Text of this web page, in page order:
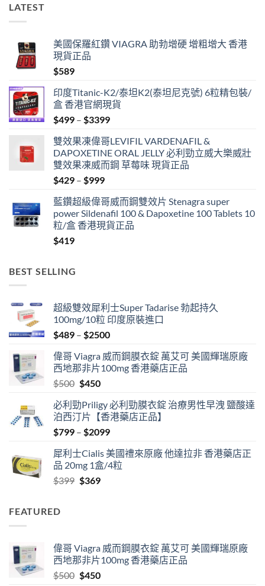
LATEST
美國保羅紅鑽 VIAGRA 助勃增硬 增粗增大 香港
現貨正品
$589
印度Titanic-K2/泰坦K2(泰坦尼克號) 6粒精包裝/
盒 香港官網現貨
$499 – $3399Price
$499
through
$3399
雙效果凍偉哥LEVIFIL VARDENAFIL &
DAPOXETINE ORAL JELLY 必利勁立威大樂威壯
雙效果凍威而鋼 草莓味 現貨正品
$429 – $999Price
$429
through
$999
藍鑽超級偉哥威而鋼雙效片 Stenagra super
power Sildenafil 100 & Dapoxetine 100 Tablets 10
粒/盒 香港現貨正品
$419
BEST SELLING
超級雙效犀利士Super Tadarise 勃起持久
100mg/10粒 印度原裝進口
$489 – $2500Price
$489
through
偉哥 Viagra 威而鋼膜衣錠 萬艾可 美國輝瑞原廠
西地那非片100mg 香港藥店正品
$500 Original
was:
$500.
$450Current
is:
$450.
必利勁Priligy 必利勁膜衣錠 治療男性早洩 鹽酸達
泊西汀片【香港藥店正品】
$799 – $2099Price
$799
through
犀利士Cialis 美國禮來原廠 他達拉非 香港藥店正
品 20mg 1盒/4粒
$399 Original
$369Current
FEATURED
偉哥 Viagra 威而鋼膜衣錠 萬艾可 美國輝瑞原廠
西地那非片100mg 香港藥店正品
$500 Original
$450Current